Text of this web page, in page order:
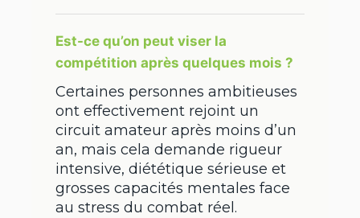
Est-ce qu’on peut viser la
compétition après quelques mois ?
Certaines personnes ambitieuses
ont effectivement rejoint un
circuit amateur après moins d’un
an, mais cela demande rigueur
intensive, diététique sérieuse et
grosses capacités mentales face
au stress du combat réel.